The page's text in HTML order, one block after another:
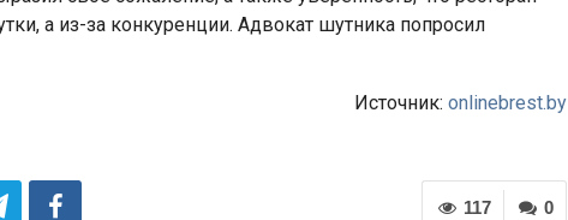
а из-за конкуренции. Адвокат шутника попросил
Источник: onlinebrest.by
0
117